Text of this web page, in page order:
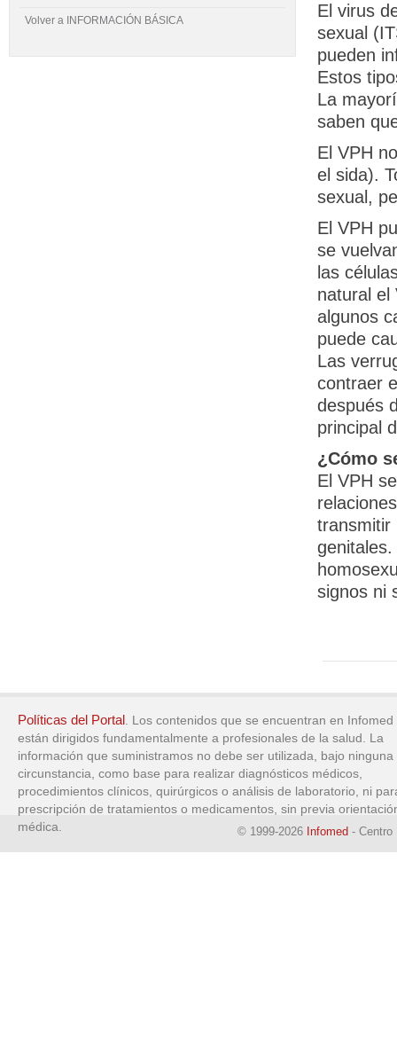
El virus
sexual
pueden
Estos
La
saben
El VPH
el sida).
sexual,
El VPH
se
las
natural el
algunos
puede
Las
contraer
después
principal
¿Cómo
El VPH
transmitir
signos ni
Volver a INFORMACIÓN BÁSICA
Políticas del Portal. Los contenidos que se encuentran en Infomed
están dirigidos fundamentalmente a profesionales de la salud. La
información que suministramos no debe ser utilizada, bajo ninguna
circunstancia, como base para realizar diagnósticos médicos,
procedimientos clínicos, quirúrgicos o análisis de laboratorio, ni
prescripción de tratamientos o medicamentos, sin previa
médica.
© 1999-2026 Infomed - Centro